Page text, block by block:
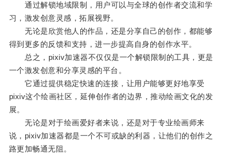
通过解锁地域限制，用户可以与全球的创作者交流和学
习，激发创意灵感，拓展视野。
无论是欣赏他人的作品，还是分享自己的创作，都能够
得到更多的反馈和支持，进一步提高自身的创作水平。
总之，pixiv加速器不仅仅是一个解锁限制的工具，更是
一个激发创意和分享灵感的平台。
它通过提供稳定快速的连接，让用户能够更好地享受
pixiv这个绘画社区，延伸创作者的边界，推动绘画文化的发
展。
无论是对于绘画爱好者来说，还是对于专业绘画师来
说，pixiv加速器都是一个不可或缺的利器，让他们的创作之
路更加畅通无阻。